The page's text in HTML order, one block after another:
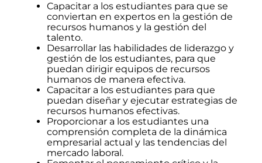
Capacitar a los estudiantes para que se
conviertan en expertos en la gestión de
recursos humanos y la gestión del
talento.
Desarrollar las habilidades de liderazgo y
gestión de los estudiantes, para que
puedan dirigir equipos de recursos
humanos de manera efectiva.
Capacitar a los estudiantes para que
puedan diseñar y ejecutar estrategias de
recursos humanos efectivas.
Proporcionar a los estudiantes una
comprensión completa de la dinámica
empresarial actual y las tendencias del
mercado laboral.